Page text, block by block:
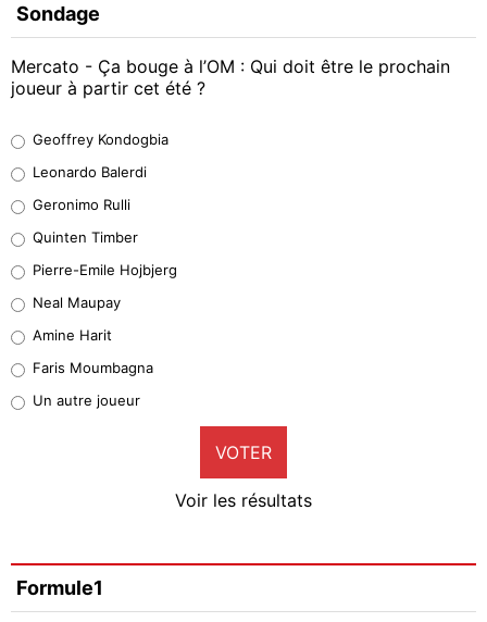
Sondage
Mercato - Ça bouge à l’OM : Qui doit être le prochain
joueur à partir cet été ?
38%
32%
5%
1%
9%
Faris Moumbagna
4%
Geoffrey Kondogbia
Leonardo Balerdi
Geronimo Rulli
Quinten Timber
Pierre-Emile Hojbjerg
Neal Maupay
Amine Harit
Faris Moumbagna
Un autre joueur
VOTER
Voir les résultats
Formule1